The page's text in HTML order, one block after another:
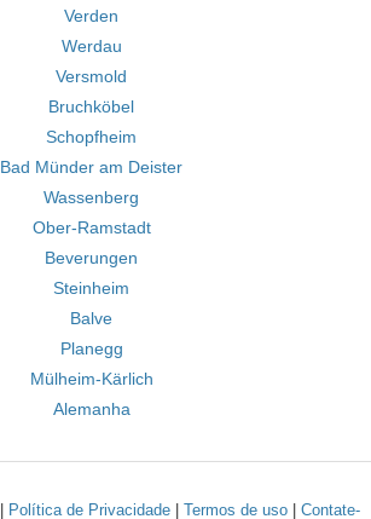
Verden
Werdau
Versmold
Bruchköbel
Schopfheim
Bad Münder am Deister
Wassenberg
Ober-Ramstadt
Beverungen
Steinheim
Balve
Planegg
Mülheim-Kärlich
Alemanha
Política de Privacidade| Termos de uso| Contate-